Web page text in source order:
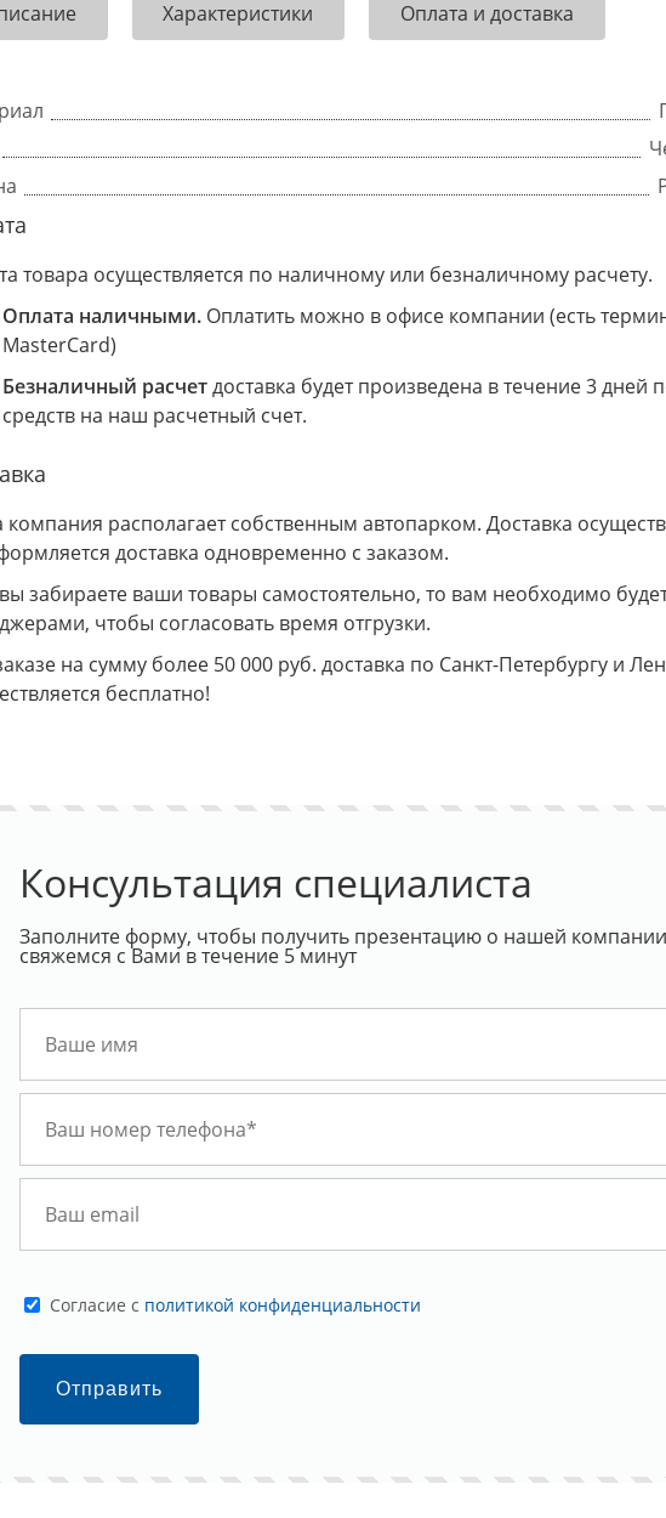
Характеристики Оплата и доставка
товара осуществляется по наличному или безналичному расчету.
Оплата наличными. Оплатить можно в офисе компании (есть
MasterCard)
Безналичный расчетдоставка будет произведена в течение 3 дней
средств на наш расчетный счет.
располагает собственным автопарком. Доставка
доставка одновременно с заказом.
забираете ваши товары самостоятельно, то вам необходимо
чтобы согласовать время отгрузки.
на сумму более 50 000 руб. доставка по Санкт-Петербургу и
бесплатно!
Консультация специалиста
Заполните форму, чтобы получить презентацию о нашей
свяжемся с Вами в течение 5 минут
Cогласие с политикой конфиденциальности
Отправить